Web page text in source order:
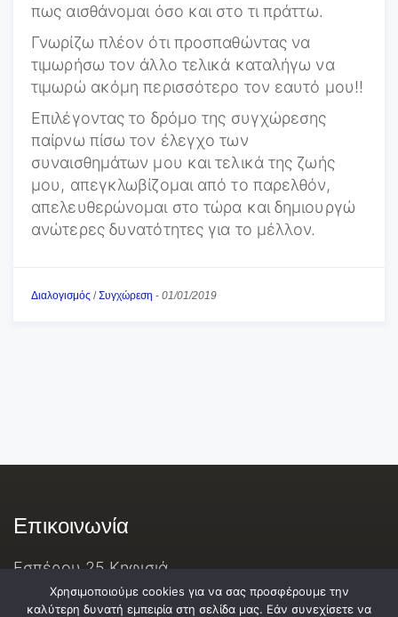
πως αισθάνομαι όσο και στο τι πράττω.
Γνωρίζω πλέον ότι προσπαθώντας να
τιμωρήσω τον άλλο τελικά καταλήγω να
τιμωρώ ακόμη περισσότερο τον εαυτό μου!!
Επιλέγοντας το δρόμο της συγχώρεσης
παίρνω πίσω τον έλεγχο των
συναισθημάτων μου και τελικά της ζωής
μου, απεγκλωβίζομαι από το παρελθόν,
απελευθερώνομαι στο τώρα και δημιουργώ
ανώτερες δυνατότητες για το μέλλον.
Διαλογισμός /Συγχώρεση - 01/01/2019
Επικοινωνία
Εσπέρου 25 Κηφισιά
697 304 6561
Χρησιμοποιούμε cookies για να σας προσφέρουμε την
καλύτερη δυνατή εμπειρία στη σελίδα μας. Εάν συνεχίσετε να